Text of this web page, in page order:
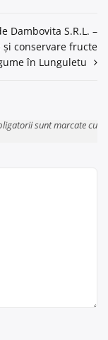
Dambovita S.R.L. –
și conservare fructe
în Lunguletu
sunt marcate cu